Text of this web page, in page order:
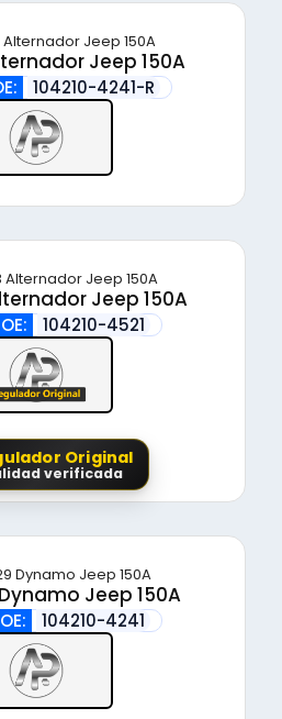
Jeep 150A
104210-4241-R
Jeep 150A
104210-4521
Original
verificada
Jeep 150A
104210-4241